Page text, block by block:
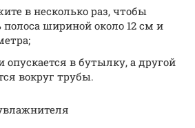
в несколько раз, чтобы
шириной около 12 см и
опускается в бутылку, а другой
вокруг трубы.